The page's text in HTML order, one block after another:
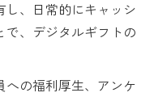
、日常的にキャッシ
で、デジタルギフトの
の福利厚生、アンケ